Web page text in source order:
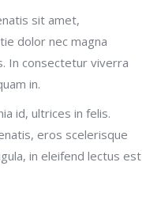
sit amet,
dolor nec magna
In consectetur viverra
in.
id, ultrices in felis.
eros scelerisque
in eleifend lectus est